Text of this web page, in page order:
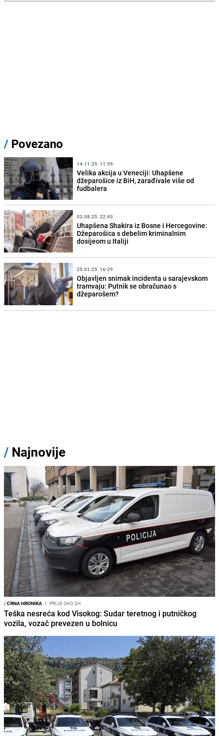
/ Povezano
14.11.25. 11:39
Velika akcija u Veneciji: Uhapšene
džeparošice iz BiH, zarađivale više od
fudbalera
03.08.25. 22:43
Uhapšena Shakira iz Bosne i Hercegovine:
Džeparošica s debelim kriminalnim
dosijeom u Italiji
25.01.25. 16:29
Objavljen snimak incidenta u sarajevskom
tramvaju: Putnik se obračunao s
džeparošem?
/ Najnovije
/CRNA HRONIKA I PRIJE OKO 2H
Teška nesreća kod Visokog: Sudar teretnog i putničkog
vozila, vozač prevezen u bolnicu